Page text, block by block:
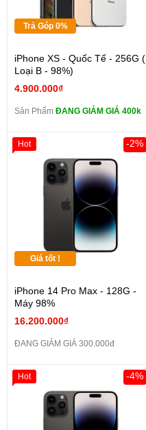
Trả Góp 0%
iPhone XS - Quốc Tế - 256G (
Loại B - 98%)
4.900.000₫
Sản Phẩm ĐANG GIẢM GIÁ 400k
Giá tốt !
iPhone 14 Pro Max - 128G -
Máy 98%
16.200.000₫
-2%
ĐANG GIẢM GIÁ 300.000đ
Hot
-4%
Hot